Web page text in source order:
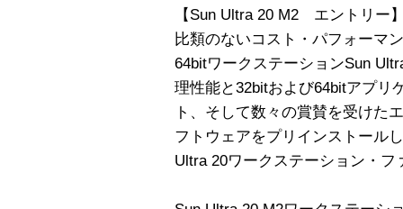
【Sun Ultra 20 M2 エントリー
比類のないコスト・パフォーマ
64bitワークステーションSun
理性能と32bitおよび64bitアプリ
ト、そして数々の賞賛を受けた
フトウェアをプリインストール
Ultra 20ワークステーション・フ